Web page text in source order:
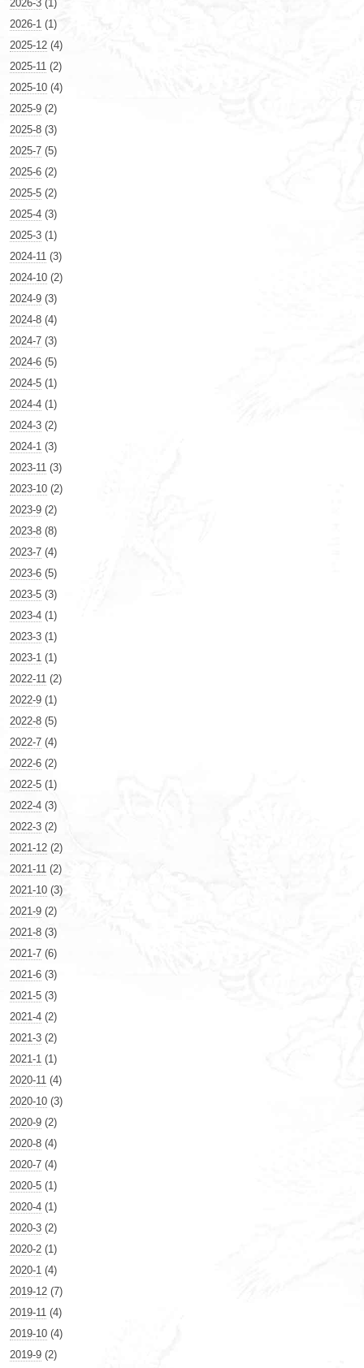
2026-3 (1)
2026-1 (1)
2025-12 (4)
2025-11 (2)
2025-10 (4)
2025-9 (2)
2025-8 (3)
2025-7 (5)
2025-6 (2)
2025-5 (2)
2025-4 (3)
2025-3 (1)
2024-11 (3)
2024-10 (2)
2024-9 (3)
2024-8 (4)
2024-7 (3)
2024-6 (5)
2024-5 (1)
2024-4 (1)
2024-3 (2)
2024-1 (3)
2023-11 (3)
2023-10 (2)
2023-9 (2)
2023-8 (8)
2023-7 (4)
2023-6 (5)
2023-5 (3)
2023-4 (1)
2023-3 (1)
2023-1 (1)
2022-11 (2)
2022-9 (1)
2022-8 (5)
2022-7 (4)
2022-6 (2)
2022-5 (1)
2022-4 (3)
2022-3 (2)
2021-12 (2)
2021-11 (2)
2021-10 (3)
2021-9 (2)
2021-8 (3)
2021-7 (6)
2021-6 (3)
2021-5 (3)
2021-4 (2)
2021-3 (2)
2021-1 (1)
2020-11 (4)
2020-10 (3)
2020-9 (2)
2020-8 (4)
2020-7 (4)
2020-5 (1)
2020-4 (1)
2020-3 (2)
2020-2 (1)
2020-1 (4)
2019-12 (7)
2019-11 (4)
2019-10 (4)
2019-9 (2)